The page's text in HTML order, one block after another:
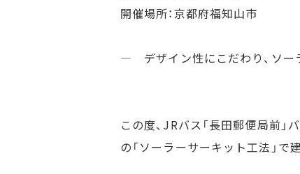
開催場所：京都府福知山市
— デザイン性にこだわり、ソー
この度、JRバス「長田郵便局前
の「ソーラーサーキット工法」